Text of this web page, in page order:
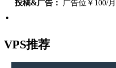
投稿&广告：
广告位￥100/
VPS推荐